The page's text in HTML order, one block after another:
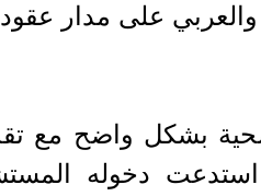
والعربي على مدار
بشكل واضح مع
دخوله